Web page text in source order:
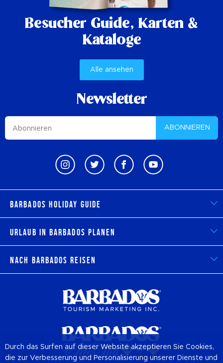
Besucher Guide, Karten &
Kataloge
Alle ansehen
Newsletter
ABONNIEREN
Barbados Holiday Guide
Urlaub in Barbados planen
Nach Barbados reisen
Durch das Surfen auf dieser Website akzeptieren Sie Cookies,
die zur Verbesserung und Personalisierung unserer Dienste und